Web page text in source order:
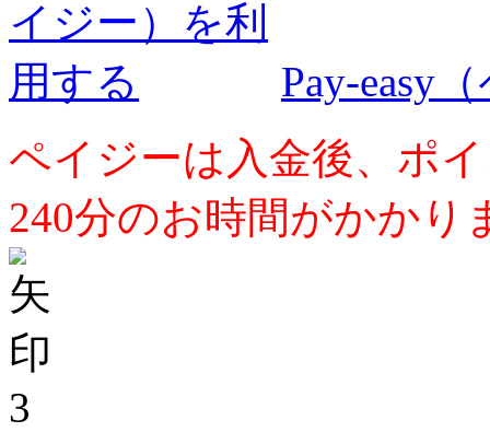
Pay-easy
ペイジーは入金後、ポ
240分のお時間がかかり
3